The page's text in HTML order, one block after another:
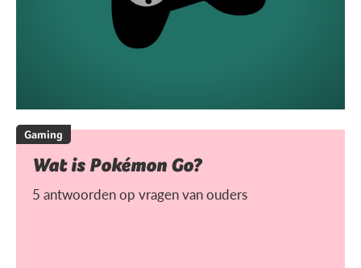
Gaming
Wat is Pokémon Go?
5 antwoorden op vragen van ouders